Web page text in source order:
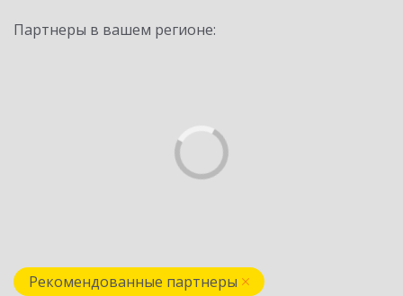
Партнеры в вашем регионе:
Рекомендованные партнеры